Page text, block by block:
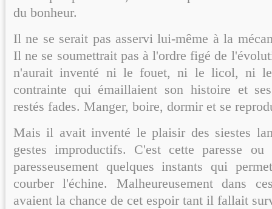
du bonheur.
Il ne se serait pas asservi lui-même à la
Il ne se soumettrait pas à l'ordre figé de
n'aurait inventé ni le fouet, ni le licol, ni
contrainte qui émaillaient son histoire et
restés fades. Manger, boire, dormir et se
Mais il avait inventé le plaisir des siestes
gestes improductifs. C'est cette paresse
paresseusement quelques instants qui
courber l'échine. Malheureusement dans
avaient la chance de cet espoir tant il fallait